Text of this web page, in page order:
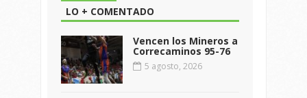
LO + COMENTADO
Vencen los Mineros a
Correcaminos 95-76
5 agosto, 2026